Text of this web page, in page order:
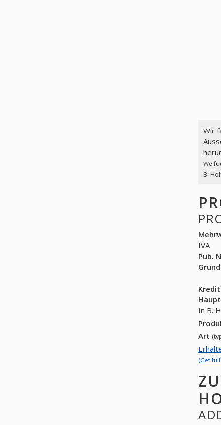
Wir
We
B.
IVA
Pub.
In B.
Art
(Get